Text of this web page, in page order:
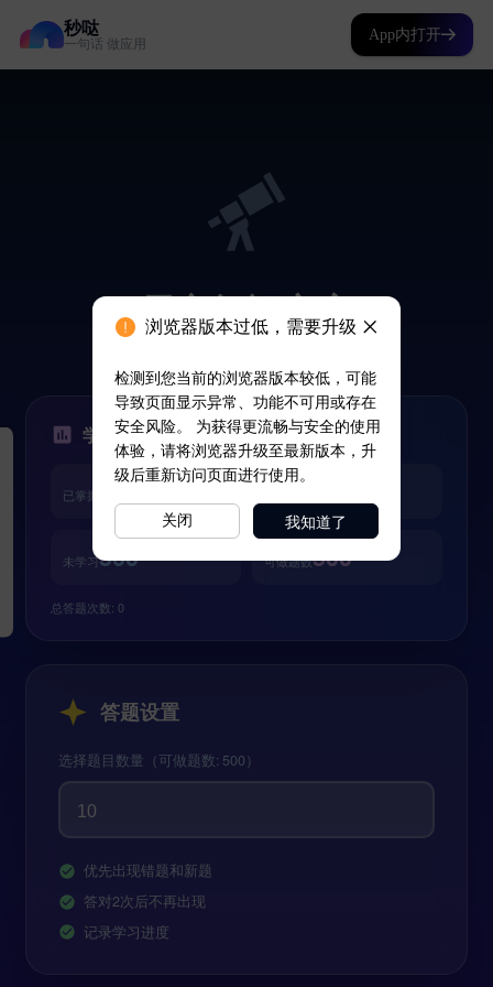
秒哒
一句话 做应用
App内打开
浏览器版本过低，需要升级
检测到您当前的浏览器版本较低，可能
导致页面显示异常、功能不可用或存在
安全风险。 为获得更流畅与安全的使用
体验，请将浏览器升级至最新版本，升
级后重新访问页面进行使用。
关闭 我知道了